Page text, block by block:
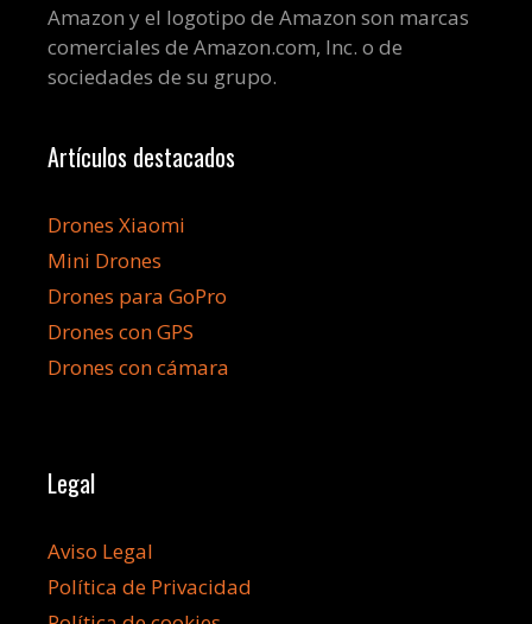
Amazon y el logotipo de Amazon son marcas
comerciales de Amazon.com, Inc. o de
sociedades de su grupo.
Artículos destacados
Drones Xiaomi
Mini Drones
Drones para GoPro
Drones con GPS
Drones con cámara
Legal
Aviso Legal
Política de Privacidad